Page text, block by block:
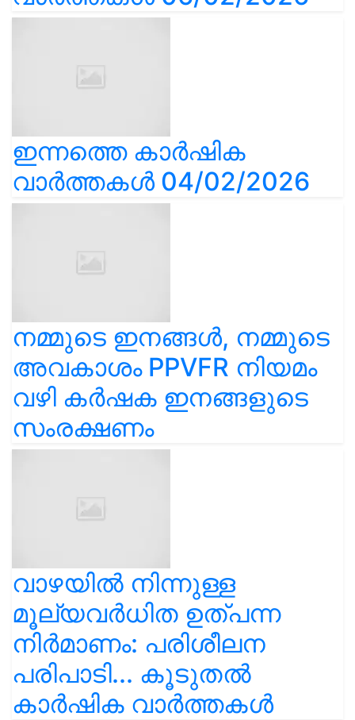
ഇന്നത്തെ കാർഷിക
വാർത്തകൾ 04/02/2026
നമ്മുടെ ഇനങ്ങൾ, നമ്മുടെ
അവകാശം PPVFR നിയമം
വഴി കർഷക ഇനങ്ങളുടെ
സംരക്ഷണം
വാഴയിൽ നിന്നുള്ള
മൂല്യവർധിത ഉത്പന്ന
നിർമാണം: പരിശീലന
പരിപാടി... കൂടുതൽ
കാർഷിക വാർത്തകൾ